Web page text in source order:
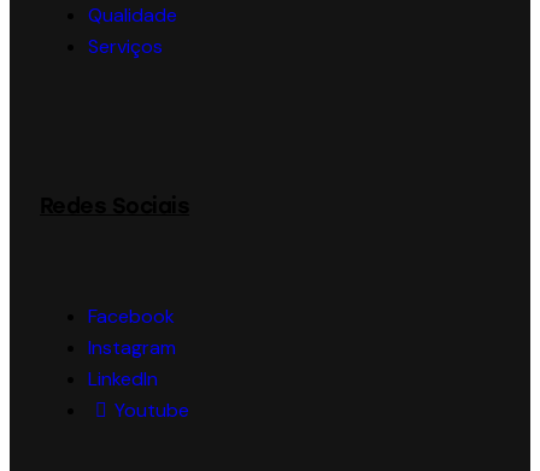
Qualidade
Serviços
Facebook
Instagram
LinkedIn
Youtube